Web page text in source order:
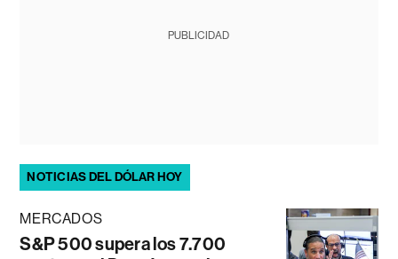
PUBLICIDAD
NOTICIAS DEL DÓLAR HOY
MERCADOS
S&P 500 supera los 7.700